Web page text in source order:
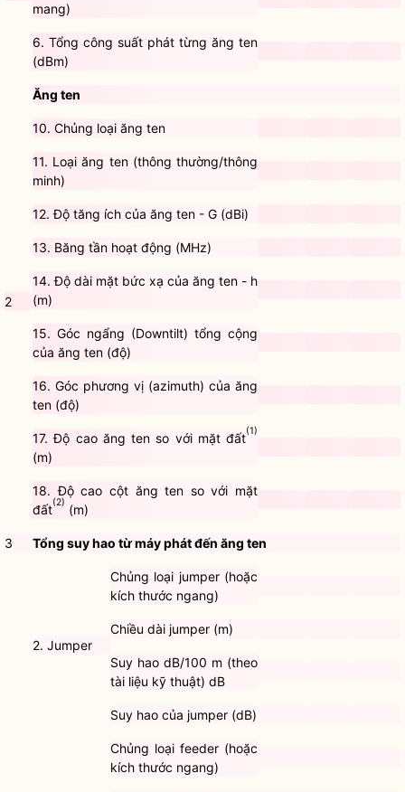
mang)
6. Tổng công suất phát từng ăng ten
(dBm)
2
Ăng ten
10. Chủng loại ăng ten
11. Loại ăng ten (thông thường/thông
minh)
12. Độ tăng ích của ăng ten - G (dBi)
13. Băng tần hoạt động (MHz)
14. Độ dài mặt bức xạ của ăng ten - h
(m)
15. Góc ngẩng (Downtilt) tổng cộng
của ăng ten (độ)
16. Góc phương vị (azimuth) của ăng
ten (độ)
17. Độ cao ăng ten so với mặt đất(1)
(m)
18. Độ cao cột ăng ten so với mặt
đất(2) (m)
3 Tổng suy hao từ máy phát đến ăng ten
2. Jumper
Chủng loại jumper (hoặc
kích thước ngang)
Chiều dài jumper (m)
Suy hao dB/100 m (theo
tài liệu kỹ thuật) dB
Suy hao của jumper (dB)
Chủng loại feeder (hoặc
kích thước ngang)